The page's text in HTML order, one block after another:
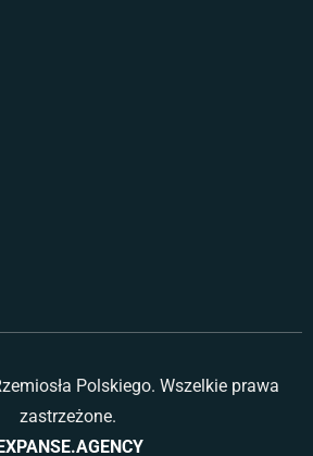
Polskiego. Wszelkie prawa
zastrzeżone.